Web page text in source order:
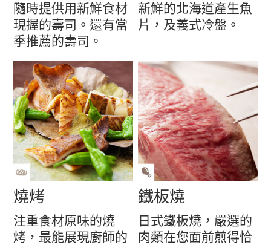
隨時提供用新鮮食材
現握的壽司。還有當
季推薦的壽司。
新鮮的北海道產生魚
片，及義式冷盤。
燒烤
注重食材原味的燒
烤，最能展現廚師的
鐵板燒
日式鐵板燒，嚴選的
肉類在您面前煎得恰